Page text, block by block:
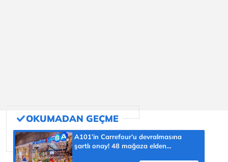
A101’in Carrefour’u devralmasına
şartlı onay! 48 mağaza elden